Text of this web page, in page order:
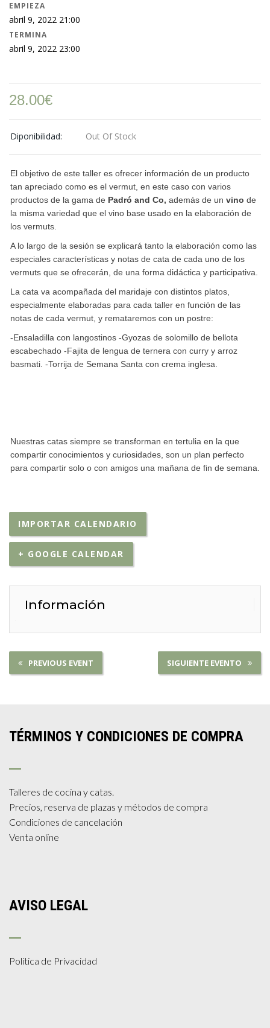
EMPIEZA
abril 9, 2022 21:00
TERMINA
abril 9, 2022 23:00
28.00€
Diponibilidad: Out Of Stock
El objetivo de este taller es ofrecer información de un producto
tan apreciado como es el vermut, en este caso con varios
productos de la gama de Padró and Co, además de un vino de
la misma variedad que el vino base usado en la elaboración de
los vermuts.
A lo largo de la sesión se explicará tanto la elaboración como las
especiales características y notas de cata de cada uno de los
vermuts que se ofrecerán, de una forma didáctica y participativa.
La cata va acompañada del maridaje con distintos platos,
especialmente elaboradas para cada taller en función de las
notas de cada vermut, y remataremos con un postre:
-Ensaladilla con langostinos -Gyozas de solomillo de bellota
escabechado -Fajita de lengua de ternera con curry y arroz
basmati. -Torrija de Semana Santa con crema inglesa.
Nuestras catas siempre se transforman en tertulia en la que
compartir conocimientos y curiosidades, son un plan perfecto
para compartir solo o con amigos una mañana de fin de semana.
IMPORTAR CALENDARIO
+ GOOGLE CALENDAR
Información
PREVIOUS EVENT SIGUIENTE EVENTO
TÉRMINOS Y CONDICIONES DE COMPRA
Talleres de cocina y catas.
Precios, reserva de plazas y métodos de compra
Condiciones de cancelación
Venta online
AVISO LEGAL
Política de Privacidad